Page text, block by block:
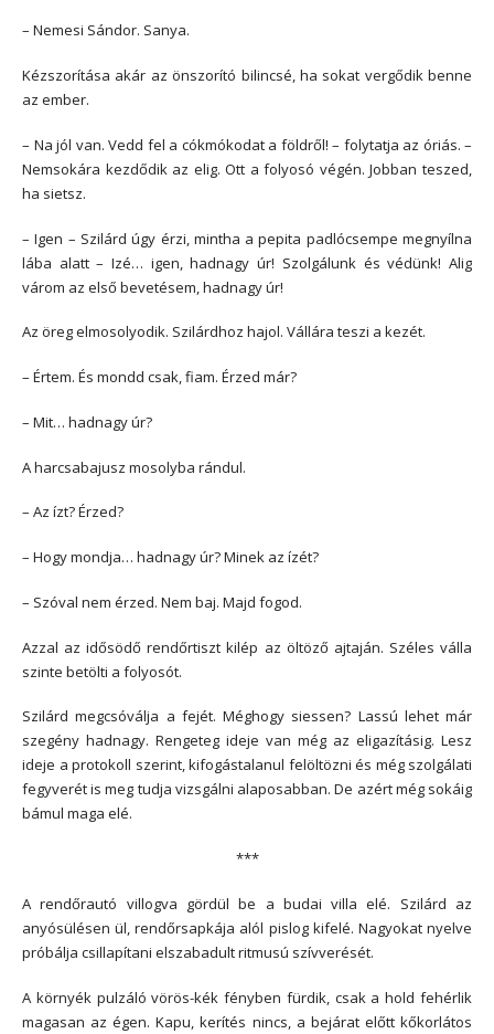
– Nemesi Sándor. Sanya.
Kézszorítása akár az önszorító bilincsé, ha sokat vergődik benne
az ember.
– Na jól van. Vedd fel a cókmókodat a földről! – folytatja az óriás. –
Nemsokára kezdődik az elig. Ott a folyosó végén. Jobban teszed,
ha sietsz.
– Igen – Szilárd úgy érzi, mintha a pepita padlócsempe megnyílna
lába alatt – Izé… igen, hadnagy úr! Szolgálunk és védünk! Alig
várom az első bevetésem, hadnagy úr!
Az öreg elmosolyodik. Szilárdhoz hajol. Vállára teszi a kezét.
– Értem. És mondd csak, fiam. Érzed már?
– Mit… hadnagy úr?
A harcsabajusz mosolyba rándul.
– Az ízt? Érzed?
– Hogy mondja… hadnagy úr? Minek az ízét?
– Szóval nem érzed. Nem baj. Majd fogod.
Azzal az idősödő rendőrtiszt kilép az öltöző ajtaján. Széles válla
szinte betölti a folyosót.
Szilárd megcsóválja a fejét. Méghogy siessen? Lassú lehet már
szegény hadnagy. Rengeteg ideje van még az eligazításig. Lesz
ideje a protokoll szerint, kifogástalanul felöltözni és még szolgálati
fegyverét is meg tudja vizsgálni alaposabban. De azért még sokáig
bámul maga elé.
***
A rendőrautó villogva gördül be a budai villa elé. Szilárd az
anyósülésen ül, rendőrsapkája alól pislog kifelé. Nagyokat nyelve
próbálja csillapítani elszabadult ritmusú szívverését.
A környék pulzáló vörös-kék fényben fürdik, csak a hold fehérlik
magasan az égen. Kapu, kerítés nincs, a bejárat előtt kőkorlátos